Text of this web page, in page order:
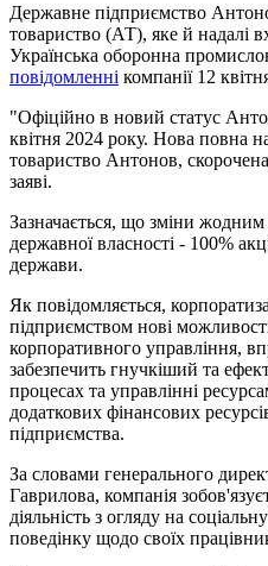
Державне підприємство
товариство (АТ), яке й надалі
Українська оборонна
повідомленні компанії 12
"Офіційно в новий статус
квітня 2024 року. Нова повна
товариство Антонов,
заяві.
Зазначається, що зміни
державної власності - 100%
держави.
Як повідомляється,
підприємством нові
корпоративного управління,
забезпечить гнучкіший та
процесах та управлінні
додаткових фінансових
підприємства.
За словами генерального
Гаврилова, компанія
діяльність з огляду на
поведінку щодо своїх